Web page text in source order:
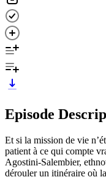
Episode
Et si la mission de vie
patient à ce qui compte
Agostini-Salembier,
dérouler un itinéraire où